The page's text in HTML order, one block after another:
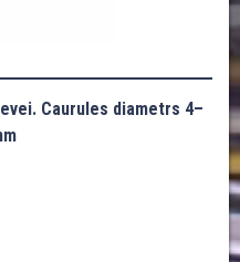
Caurules diametrs 4–